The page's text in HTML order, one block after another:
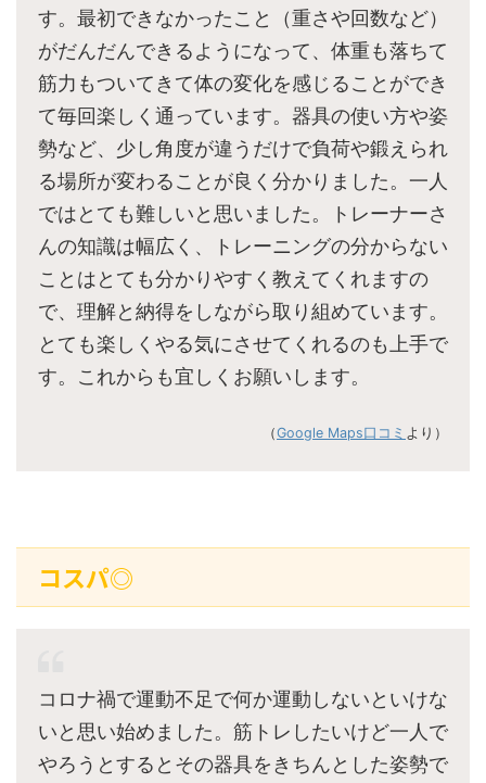
す。最初できなかったこと（重さや回数など）
がだんだんできるようになって、体重も落ちて
筋力もついてきて体の変化を感じることができ
て毎回楽しく通っています。器具の使い方や姿
勢など、少し角度が違うだけで負荷や鍛えられ
る場所が変わることが良く分かりました。一人
ではとても難しいと思いました。トレーナーさ
んの知識は幅広く、トレーニングの分からない
ことはとても分かりやすく教えてくれますの
で、理解と納得をしながら取り組めています。
とても楽しくやる気にさせてくれるのも上手で
す。これからも宜しくお願いします。
（Google Maps口コミ より）
コスパ◎
コロナ禍で運動不足で何か運動しないといけな
いと思い始めました。筋トレしたいけど一人で
やろうとするとその器具をきちんとした姿勢で